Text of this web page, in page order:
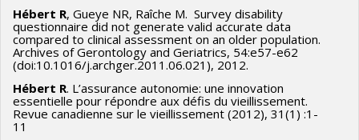
Hébert R, Gueye NR, Raîche M. Survey disability
questionnaire did not generate valid accurate data
compared to clinical assessment on an older population.
Archives of Gerontology and Geriatrics, 54:e57-e62
(doi:10.1016/j.archger.2011.06.021), 2012.
Hébert R. L’assurance autonomie: une innovation
essentielle pour répondre aux défis du vieillissement.
Revue canadienne sur le vieillissement (2012), 31(1) :1-
11